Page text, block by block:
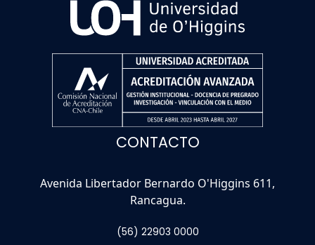
CONTACTO
Avenida Libertador Bernardo O'Higgins 611,
Rancagua.
(56) 22903 0000